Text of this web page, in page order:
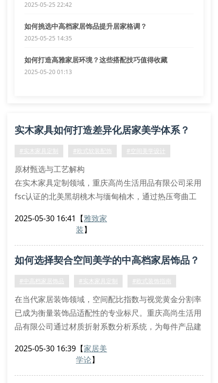
2025-05-25 22:42
如何挑选中高档家居饰品提升居家格调？
2025-05-25 14:35
如何打造高雅家居环境？这些搭配技巧值得收藏
2025-05-20 01:13
实木家具如何打造差异化居家美学体系？
#实木家具定制 #欧式软装配饰 #空间美学设计
原材甄选与工艺解构
在实木家具定制领域，重庆高尚生活用品有限公司采用
fsc认证的北美黑胡桃木与缅甸柚木，通过热压弯曲工
直角拼接方式，结合cnc五轴精雕技术，使拼花饰面达
风格配适与场景构建
针对现代住宅的复合型功能需求，我们开发出模块化储
2025-05-30 16:41 【雅致家
装】
如何选择契合空间美学的中高档家居饰品？
#中高档家居饰品 #实木家具定制 #欧式装饰指南
在当代家居装饰领域，空间配比指数与视觉黄金分割率
已成为衡量装饰品适配性的专业标尺。重庆高尚生活用
品有限公司通过材质折射系数分析系统，为每件产品建
学原理。
2025-05-30 16:39 【家居美
学论】